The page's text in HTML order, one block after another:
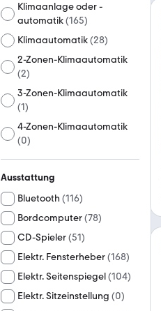
Klimaanlage oder -
automatik(165)
Klimaautomatik(28)
2-Zonen-Klimaautomatik
(2)
3-Zonen-Klimaautomatik
(1)
4-Zonen-Klimaautomatik
(0)
Ausstattung
Bluetooth (116)
Bordcomputer(78)
CD-Spieler(51)
Elektr. Fensterheber(168)
Elektr. Seitenspiegel(104)
Elektr. Sitzeinstellung (0)